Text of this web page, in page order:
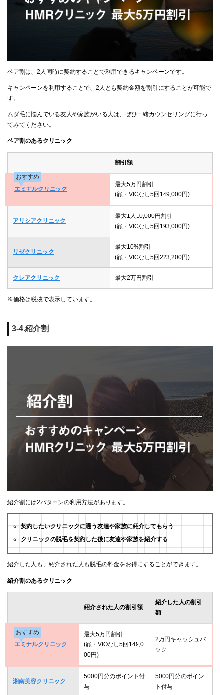
ペア割は、2人同時に契約することで利用できるキャンペーンです。
キャンペーンを利用することで、2人とも契約金額を割引にすることが可能で
す。
ムダ毛に悩んでいる友人や家族がいる人は、ぜひ一緒カウンセリングに行っ
てみてください。
ペア割のあるクリニック
割引額
おすすめ
エミナルクリニック
最大5万円割引
(顔・VIOなし5回149,000円)
アリシアクリニック
最大1人10,000円割引
(顔・VIOなし5回193,000円)
リゼクリニック
最大10%割引
(顔・VIOなし5回223,200円)
クレアクリニック 最大2万円割引
※価格は税抜で表示しています。
3-4.紹介割
紹介割には2パターンの利用方法があります。
契約したいクリニックに通う友達や家族に紹介してもらう
クリニックの脱毛を契約した後に友達や家族を紹介する
紹介した人も、紹介された人も脱毛の料金をお得にすることができます。
紹介割のあるクリニック
紹介された人の割引額
紹介した人の割引
額
おすすめ
エミナルクリニック
最大5万円割引
(顔・VIOなし5回149,0
00円)
2万円キャッシュバ
ック
湘南美容クリニック
5000円分のポイント付
与
5000円分のポイン
ト付与